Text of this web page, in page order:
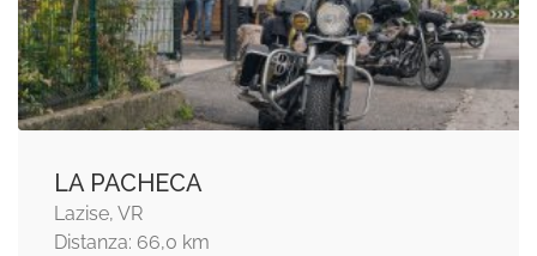
LA PACHECA
Lazise, VR
Distanza: 66,0 km